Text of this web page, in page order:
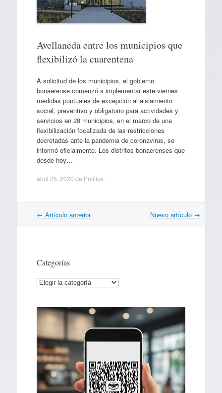
Avellaneda entre los municipios que
flexibilizó la cuarentena
A solicitud de los municipios, el gobierno
bonaerense comenzó a implementar este viernes
medidas puntuales de excepción al aislamiento
social, preventivo y obligatorio para actividades y
servicios en 28 municipios, en el marco de una
flexibilización focalizada de las restricciones
decretadas ante la pandemia de coronavirus, se
informó oficialmente. Los distritos bonaerenses que
desde hoy…
abril 25, 2020 de Política
Navegación
← Artículo anterior Nuevo artículo →
Categorías
Categorías